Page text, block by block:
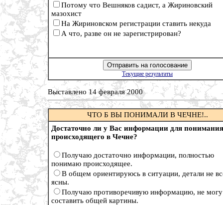
Потому что Вешняков садист, а Жириновский
мазохист
На Жириновском регистрации ставить некуда
А что, разве он не зарегистрирован?
Текущие результаты
Выставлено 14 февраля 2000
ЧТО Б ВЫ ПОНИМАЛИ В ЧЕЧНЕ!..
Достаточно ли у Вас информации для понимания
происходящего в Чечне?
Получаю достаточно информации, полностью
понимаю происходящее.
В общем ориентируюсь в ситуации, детали не
ясны.
Получаю противоречивую информацию, не могу
составить общей картины.